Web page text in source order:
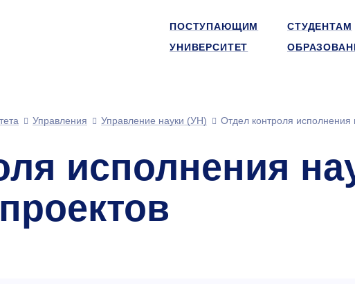
ПОСТУПАЮЩИМ СТУДЕНТАМ
УНИВЕРСИТЕТ
Управления Управление науки (УН) Отдел контроля исполнения
исполнения